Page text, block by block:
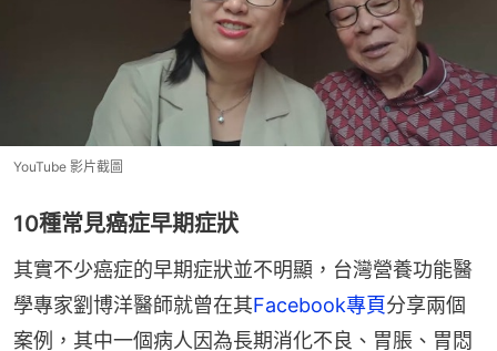
YouTube 影片截圖
10種常見癌症早期症狀
其實不少癌症的早期症狀並不明顯，台灣營養功能醫
學專家劉博洋醫師就曾在其Facebook專頁分享兩個
案例，其中一個病人因為長期消化不良、胃脹、胃悶